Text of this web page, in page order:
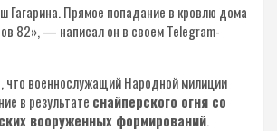
Гагарина. Прямое попадание в кровлю дома
82», — написал он в своем Telegram-
что военнослужащий Народной милиции
в результате снайперского огня со
вооруженных формирований.